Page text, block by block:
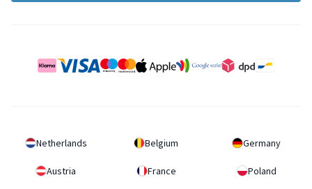
Netherlands Belgium Germany
Austria France Poland